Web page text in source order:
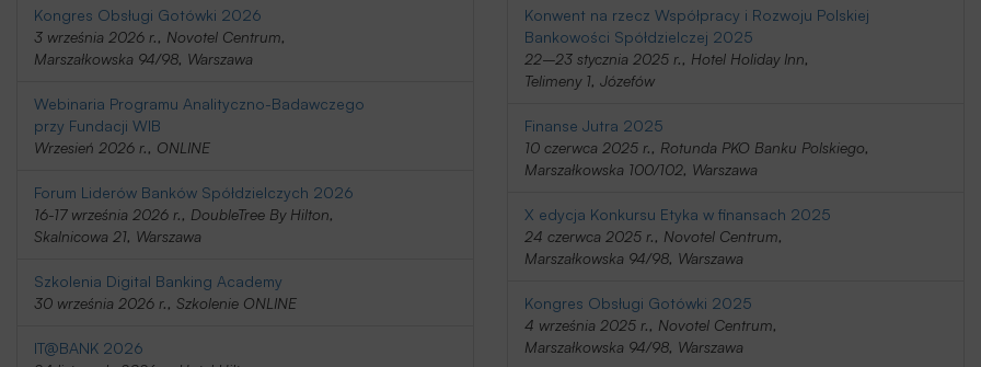
Kongres Obsługi Gotówki 2026
3 września 2026 r., Novotel Centrum,
Marszałkowska 94/98, Warszawa
Webinaria Programu Analityczno-Badawczego
przy Fundacji WIB
Wrzesień 2026 r., ONLINE
Forum Liderów Banków Spółdzielczych 2026
16-17 września 2026 r., DoubleTree By Hilton,
Skalnicowa 21, Warszawa
Szkolenia Digital Banking Academy
30 września 2026 r., Szkolenie ONLINE
IT@BANK 2026
Konwent na rzecz Współpracy i Rozwoju Polskiej
Bankowości Spółdzielczej 2025
22–23 stycznia 2025 r., Hotel Holiday Inn,
Telimeny 1, Józefów
Finanse Jutra 2025
10 czerwca 2025 r., Rotunda PKO Banku Polskiego,
Marszałkowska 100/102, Warszawa
X edycja Konkursu Etyka w finansach 2025
24 czerwca 2025 r., Novotel Centrum,
Marszałkowska 94/98, Warszawa
Kongres Obsługi Gotówki 2025
4 września 2025 r., Novotel Centrum,
Marszałkowska 94/98, Warszawa